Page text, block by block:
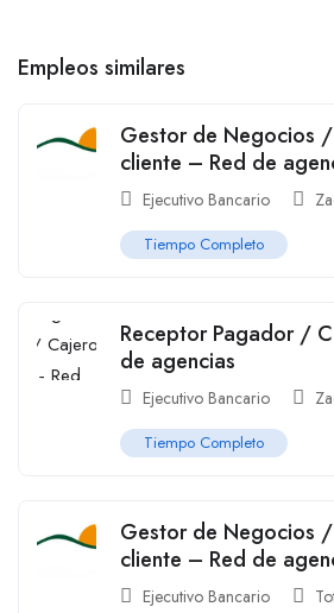
Empleos similares
Gestor de Negocios
cliente – Red de
Ejecutivo Bancario
Tiempo Completo
Receptor Pagador /
de agencias
Ejecutivo Bancario
Tiempo Completo
Gestor de Negocios
cliente – Red de
Ejecutivo Bancario